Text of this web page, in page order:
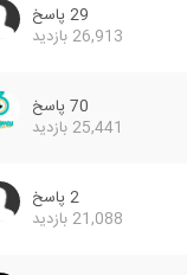
29 پاسخ
26,913 بازدید
70 پاسخ
25,441 بازدید
2 پاسخ
21,088 بازدید